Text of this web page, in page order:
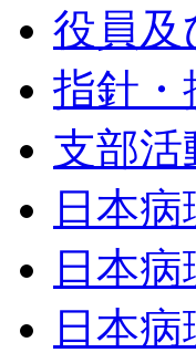
役員及
指針・
支部活
日本
日本
日本